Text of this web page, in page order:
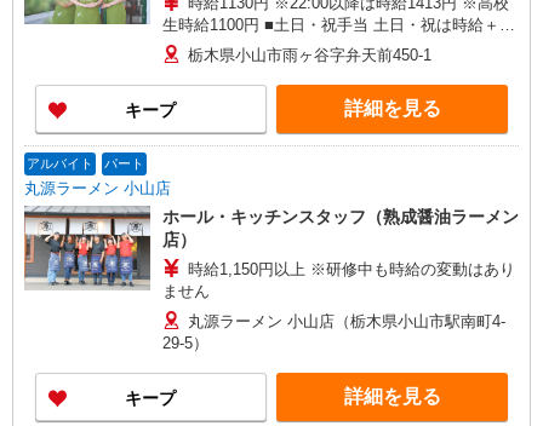
生時給1100円 ■土日・祝手当 土日・祝は時給＋
100円 ■特別手当 早朝手当（6:00〜8:00）時給＋
100円
栃木県小山市雨ヶ谷字弁天前450-1
キープ 詳細を見る
アルバイト パート
丸源ラーメン 小山店
ホール・キッチンスタッフ（熟成醤油ラーメン
店）
時給1,150円以上 ※研修中も時給の変動はあり
ません
丸源ラーメン 小山店（栃木県小山市駅南町4-
29-5）
キープ 詳細を見る